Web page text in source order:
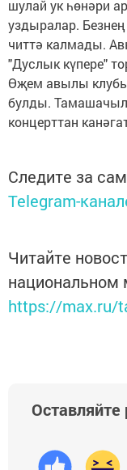
шулай ук һөнәри
уздыралар.
читтә калмады.
"Дуслык күпере"
Өҗем авылы
булды.
концерттан
Следите за
Telegram-
Читайте
https://max.ru/
Оставляйте